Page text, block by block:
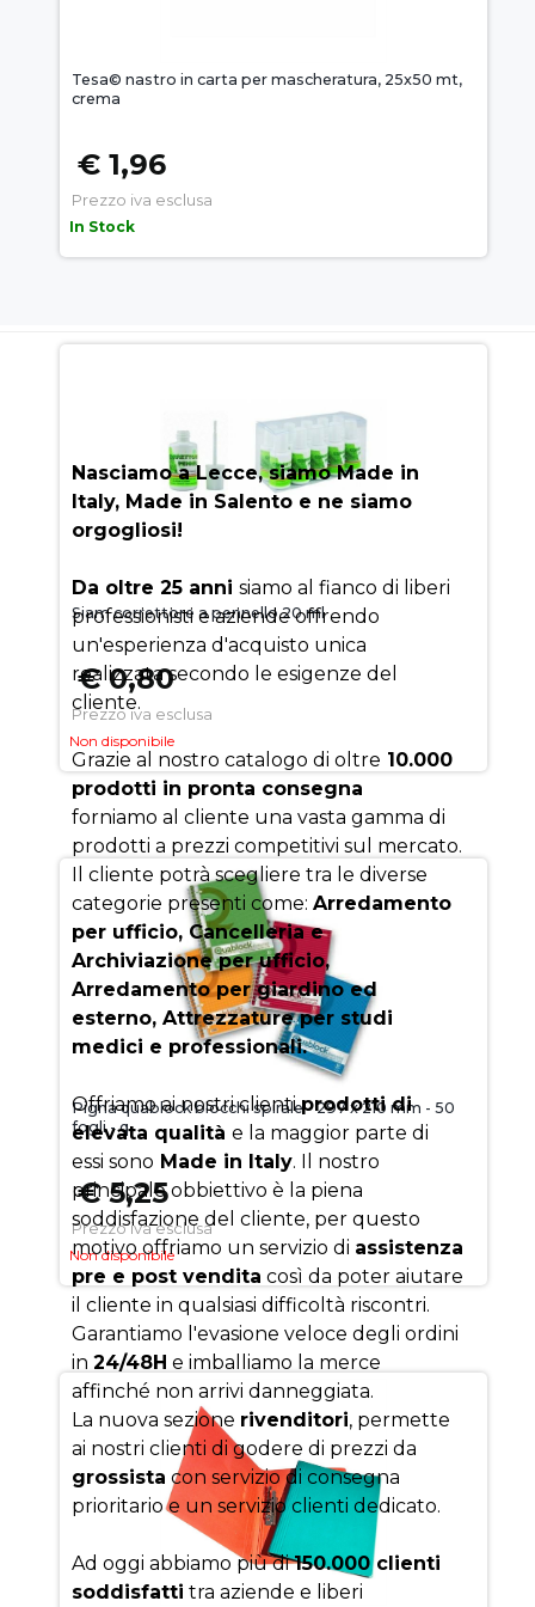
Tesa© nastro in carta per mascheratura, 25x50 mt,
crema
€ 1,96
Prezzo iva esclusa
In Stock
Siam correttore a pennello 20 ml
€ 0,80
Prezzo iva esclusa
Non disponibile
Pigna quablock blocchi spirale - 297 x 210 mm - 50
fogli - q
€ 5,25
Prezzo iva esclusa
Non disponibile
SUCCESSO
Nasciamo a Lecce, siamo Made in
Italy, Made in Salento e ne siamo
orgogliosi!
Da oltre 25 anni siamo al fianco di liberi
professionisti e aziende offrendo
un'esperienza d'acquisto unica
realizzata secondo le esigenze del
cliente.
Grazie al nostro catalogo di oltre 10.000
prodotti in pronta consegna
forniamo al cliente una vasta gamma di
prodotti a prezzi competitivi sul mercato.
Il cliente potrà scegliere tra le diverse
categorie presenti come: Arredamento
per ufficio, Cancelleria e
Archiviazione per ufficio,
Arredamento per giardino ed
esterno, Attrezzature per studi
medici e professionali.
Offriamo ai nostri clientiprodotti di
elevata qualità e la maggior parte di
essi sono Made in Italy. Il nostro
principale obbiettivo è la piena
soddisfazione del cliente, per questo
motivo offriamo un servizio di assistenza
pre e post vendita così da poter aiutare
il cliente in qualsiasi difficoltà riscontri.
Garantiamo l'evasione veloce degli ordini
in 24/48H e imballiamo la merce
affinché non arrivi danneggiata.
La nuova sezione rivenditori, permette
ai nostri clienti di godere di prezzi da
grossista con servizio di consegna
prioritario e un servizio clienti dedicato.
Ad oggi abbiamo più di150.000 clienti
soddisfatti tra aziende e liberi